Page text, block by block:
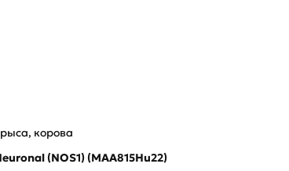
корова
(NOS1) (MAA815Hu22)